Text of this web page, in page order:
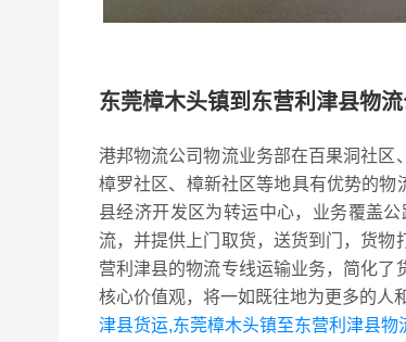
东莞樟木头镇到东营利津县物
港邦物流公司物流业务部在百果洞社区
樟罗社区、樟新社区等地具有优势的
县经济开发区为转运中心，业务覆盖
流，并提供上门取货，送货到门，货物
营利津县的物流专线运输业务，简化
核心价值观，将一如既往地为更多的人
津县货运,东莞樟木头镇至东营利津县物